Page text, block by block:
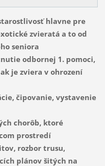
hlavne pre
zvieratá a to od
seniora
odbornej 1. pomoci,
je zviera v ohrození
čipovanie, vystavenie
chorôb, ktoré
prostredí
rozbor trusu,
plánov šitých na